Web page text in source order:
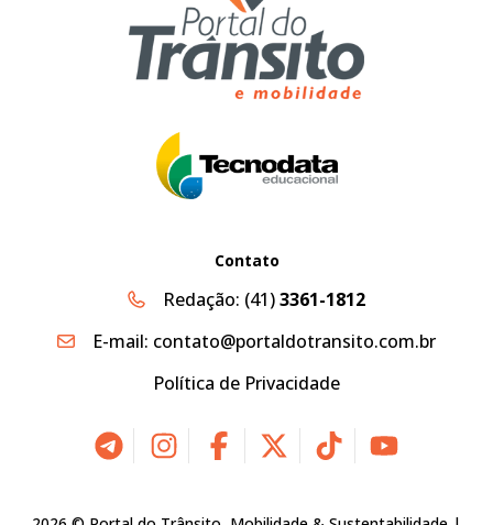
Contato
Redação: (41)3361-1812
E-mail: contato@portaldotransito.com.br
Política de Privacidade